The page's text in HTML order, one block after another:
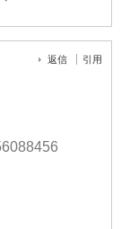
返信 引用